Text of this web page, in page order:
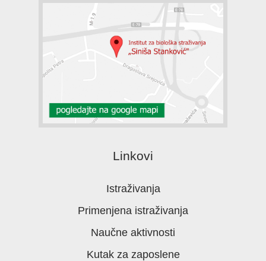
Linkovi
Istraživanja
Primenjena istraživanja
Naučne aktivnosti
Kutak za zaposlene